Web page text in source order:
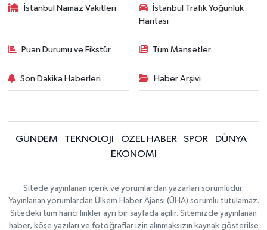
İstanbul Namaz Vakitleri
İstanbul Trafik Yoğunluk
Haritası
Puan Durumu ve Fikstür Tüm Manşetler
Son Dakika Haberleri Haber Arşivi
GÜNDEM TEKNOLOJİ ÖZEL HABER SPOR
DÜNYA
EKONOMİ
Sitede yayınlanan içerik ve yorumlardan yazarları sorumludur.
Yayınlanan yorumlardan Ülkem Haber Ajansı (ÜHA) sorumlu tutulamaz.
Sitedeki tüm harici linkler ayrı bir sayfada açılır. Sitemizde yayınlanan
haber, köşe yazıları ve fotoğraflar izin alınmaksızın kaynak gösterilse